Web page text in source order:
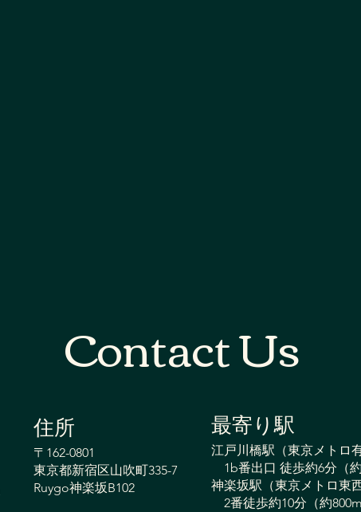
夫婦で楽しく継続！週1回でも
筋力アップを実感し、いつま
でも動ける身体へ
股
改
動
Contact Us
​住所
〒162-0801
東京都新宿区山吹町335-7
Ruygo神楽坂B102
最寄り駅
江戸川橋駅（東京メトロ
1b番出口 徒歩約6分（
神楽坂駅（東京メトロ東
2番徒歩約10分（約